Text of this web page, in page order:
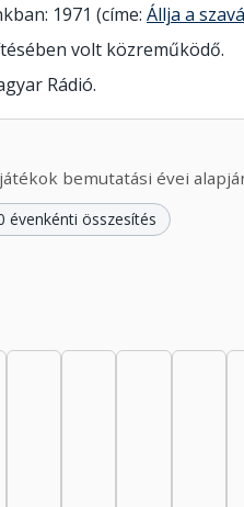
1971 (címe: Állja a
volt közreműködő.
Rádió.
bemutatási évei
évenkénti összesítés